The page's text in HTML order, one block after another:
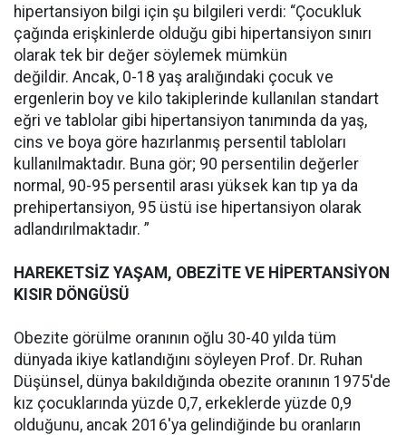
hipertansiyon bilgi için şu bilgileri verdi: “Çocukluk
çağında erişkinlerde olduğu gibi hipertansiyon sınırı
olarak tek bir değer söylemek mümkün
değildir. Ancak, 0-18 yaş aralığındaki çocuk ve
ergenlerin boy ve kilo takiplerinde kullanılan standart
eğri ve tablolar gibi hipertansiyon tanımında da yaş,
cins ve boya göre hazırlanmış persentil tabloları
kullanılmaktadır. Buna gör; 90 persentilin değerler
normal, 90-95 persentil arası yüksek kan tıp ya da
prehipertansiyon, 95 üstü ise hipertansiyon olarak
adlandırılmaktadır. ”
HAREKETSİZ YAŞAM, OBEZİTE VE HİPERTANSİYON
KISIR DÖNGÜSÜ
Obezite görülme oranının oğlu 30-40 yılda tüm
dünyada ikiye katlandığını söyleyen Prof. Dr. Ruhan
Düşünsel, dünya bakıldığında obezite oranının 1975'de
kız çocuklarında yüzde 0,7, erkeklerde yüzde 0,9
olduğunu, ancak 2016'ya gelindiğinde bu oranların